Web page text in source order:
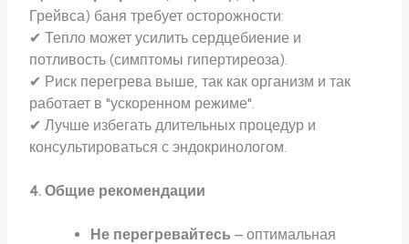
Грейвса) баня требует осторожности:
✔ Тепло может усилить сердцебиение и
потливость (симптомы гипертиреоза).
✔ Риск перегрева выше, так как организм и так
работает в "ускоренном режиме".
✔ Лучше избегать длительных процедур и
консультироваться с эндокринологом.
4. Общие рекомендации
Не перегревайтесь – оптимальная